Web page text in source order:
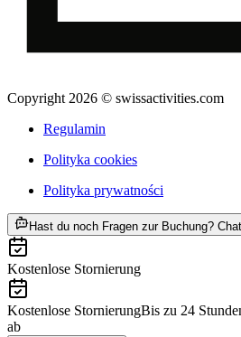
Copyright 2026 © swissactivities.com
Regulamin
Polityka cookies
Polityka prywatności
Hast du noch Fragen zur Buchung?
Kostenlose Stornierung
Kostenlose StornierungBis zu 24
ab